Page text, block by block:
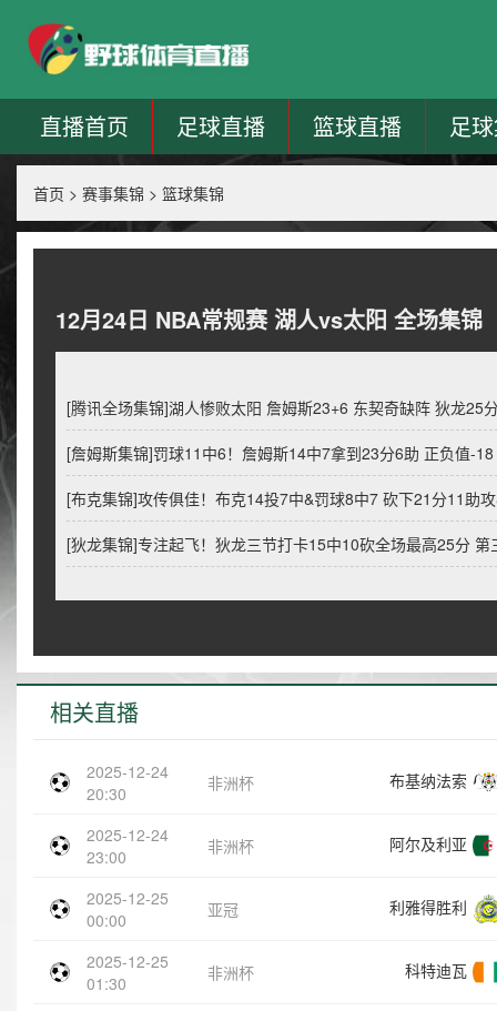
直播首页 足球直播 篮球直播 足
首页 > 赛事集锦 > 篮球集锦
12月24日 NBA常规赛 湖人vs太阳 全场集锦
[腾讯全场集锦]湖人惨败太阳 詹姆斯23+6 东契奇缺阵 狄龙25
[詹姆斯集锦]罚球11中6！詹姆斯14中7拿到23分6助 正负值-18
[布克集锦]攻传俱佳！布克14投7中&罚球8中7 砍下21分11助
[狄龙集锦]专注起飞！狄龙三节打卡15中10砍全场最高25分 第
相关直播
2025-12-24
20:30
非洲杯 布基纳法索
2025-12-24
23:00
非洲杯 阿尔及利亚
2025-12-25
00:00
亚冠 利雅得胜利
2025-12-25
01:30
非洲杯 科特迪瓦